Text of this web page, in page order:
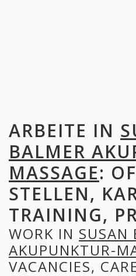
ARBEITE IN
BALMER
MASSAGE:
STELLEN,
TRAINING,
WORK IN SUSAN
AKUPUNKTUR-
VACANCIES,